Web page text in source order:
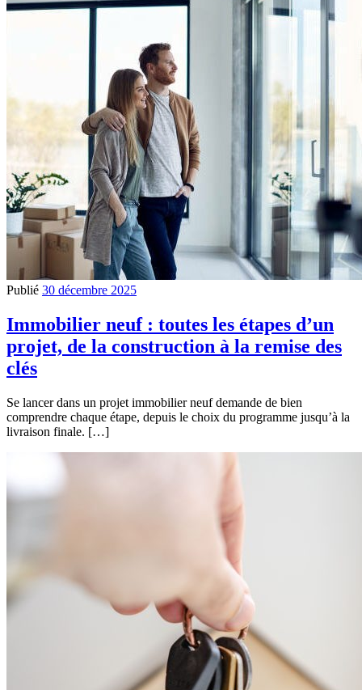
Publié 30 décembre 2025
Immobilier neuf : toutes les étapes d’un
projet, de la construction à la remise des
clés
Se lancer dans un projet immobilier neuf demande de bien
comprendre chaque étape, depuis le choix du programme jusqu’à la
livraison finale. […]